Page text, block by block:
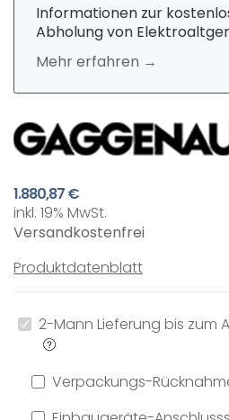
Informationen zur
Abholung von
Mehr erfahren →
1.880,87 €
inkl. 19% MwSt.
Versandkostenfrei
Produktdatenblatt
2-Mann Lieferung bis zum
Verpackungs-